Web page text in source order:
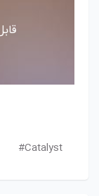
Catalyst#